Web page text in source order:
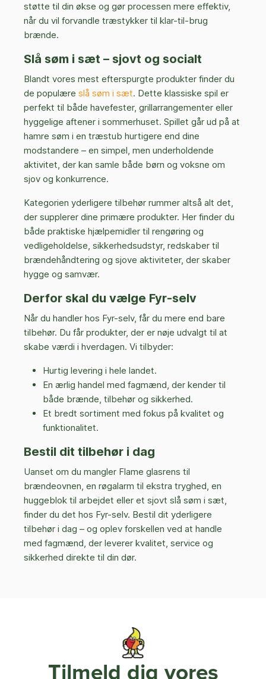
støtte til din økse og gør processen mere effektiv,
når du vil forvandle træstykker til klar-til-brug
brænde.
Slå søm i sæt – sjovt og socialt
Blandt vores mest efterspurgte produkter finder du
de populære slå søm i sæt. Dette klassiske spil er
perfekt til både havefester, grillarrangementer eller
hyggelige aftener i sommerhuset. Spillet går ud på at
hamre søm i en træstub hurtigere end dine
modstandere – en simpel, men underholdende
aktivitet, der kan samle både børn og voksne om
sjov og konkurrence.
Kategorien yderligere tilbehør rummer altså alt det,
der supplerer dine primære produkter. Her finder du
både praktiske hjælpemidler til rengøring og
vedligeholdelse, sikkerhedsudstyr, redskaber til
brændehåndtering og sjove aktiviteter, der skaber
hygge og samvær.
Derfor skal du vælge Fyr-selv
Når du handler hos Fyr-selv, får du mere end bare
tilbehør. Du får produkter, der er nøje udvalgt til at
skabe værdi i hverdagen. Vi tilbyder:
Hurtig levering i hele landet.
En ærlig handel med fagmænd, der kender til
både brænde, tilbehør og sikkerhed.
Et bredt sortiment med fokus på kvalitet og
funktionalitet.
Bestil dit tilbehør i dag
Uanset om du mangler Flame glasrens til
brændeovnen, en røgalarm til ekstra tryghed, en
huggeblok til arbejdet eller et sjovt slå søm i sæt,
finder du det hos Fyr-selv. Bestil dit yderligere
tilbehør i dag – og oplev forskellen ved at handle
med fagmænd, der leverer kvalitet, service og
sikkerhed direkte til din dør.
Tilmeld dig vores